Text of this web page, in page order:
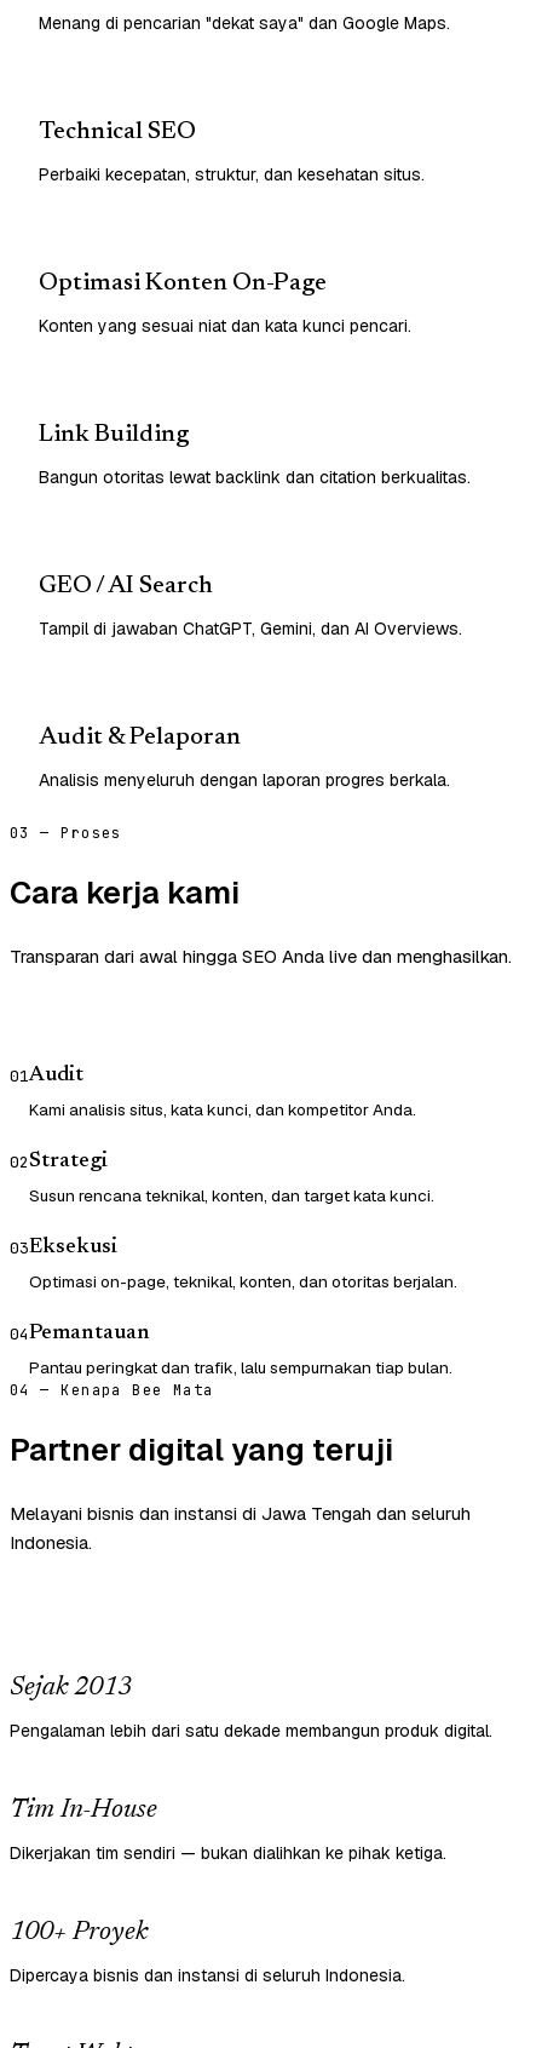
Menang di pencarian "dekat saya" dan Google Maps.
Technical SEO
Perbaiki kecepatan, struktur, dan kesehatan situs.
Optimasi Konten On-Page
Konten yang sesuai niat dan kata kunci pencari.
Link Building
Bangun otoritas lewat backlink dan citation berkualitas.
GEO / AI Search
Tampil di jawaban ChatGPT, Gemini, dan AI Overviews.
Audit & Pelaporan
Analisis menyeluruh dengan laporan progres berkala.
03 — Proses
Cara kerja kami
Transparan dari awal hingga SEO Anda live dan menghasilkan.
01Audit
Kami analisis situs, kata kunci, dan kompetitor Anda.
02Strategi
Susun rencana teknikal, konten, dan target kata kunci.
03Eksekusi
Optimasi on-page, teknikal, konten, dan otoritas berjalan.
04Pemantauan
Pantau peringkat dan trafik, lalu sempurnakan tiap bulan.
04 — Kenapa Bee Mata
Partner digital yang teruji
Melayani bisnis dan instansi di Jawa Tengah dan seluruh
Indonesia.
Sejak 2013
Pengalaman lebih dari satu dekade membangun produk digital.
Tim In-House
Dikerjakan tim sendiri — bukan dialihkan ke pihak ketiga.
100+ Proyek
Dipercaya bisnis dan instansi di seluruh Indonesia.